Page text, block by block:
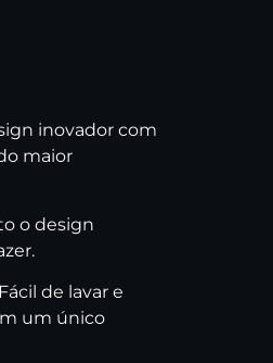
inovador com
maior
o design
de lavar e
um único